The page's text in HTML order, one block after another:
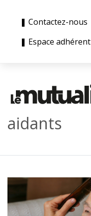
❚ Contactez-nous
❚ Espace adhérent
aidants